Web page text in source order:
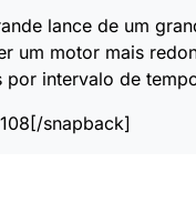
lance de um
um motor mais
por intervalo de
snapback]